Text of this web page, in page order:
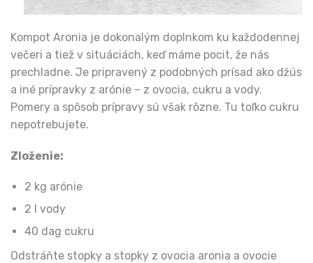
Kompot Aronia je dokonalým doplnkom ku každodennej
večeri a tiež v situáciách, keď máme pocit, že nás
prechladne. Je pripravený z podobných prísad ako džús
a iné prípravky z arónie – z ovocia, cukru a vody.
Pomery a spôsob prípravy sú však rôzne. Tu toľko cukru
nepotrebujete.
Zloženie:
2 kg arónie
2 l vody
40 dag cukru
Odstráňte stopky a stopky z ovocia aronia a ovocie